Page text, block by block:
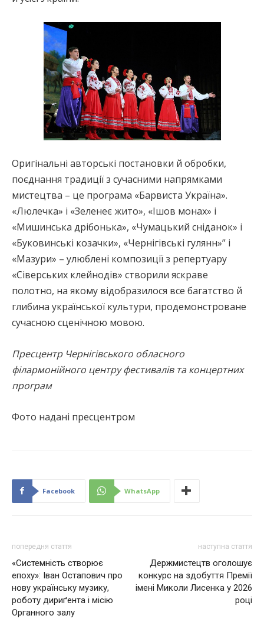
Оригінальні авторські постановки й обробки,
поєднання традиції з сучасними напрямками
мистецтва – це програма «Барвиста Україна».
«Люлечка» і «Зеленеє жито», «Ішов монах» і
«Мишинська дрібонька», «Чумацький сніданок» і
«Буковинські козачки», «Чернігівські гулянн»” і
«Мазури» – улюблені композиції з репертуару
«Сіверських клейнодів» створили яскраве
полотно, на якому відобразилося все багатство й
глибина української культури, продемонстроване
сучасною сценічною мовою.
Пресцентр Чернігівського обласного
філармонійного центру фестивалів та концертних
програм
Фото надані пресцентром
Facebook WhatsApp
попередня стаття
«Системність створює
епоху»: Іван Остапович про
нову українську музику,
роботу дириґента і місію
Органного залу
наступна стаття
Держмистецтв оголошує
конкурс на здобуття Премії
імені Миколи Лисенка у 2026
році